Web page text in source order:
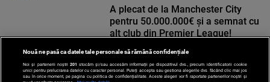
A plecat de la Manchester City
pentru 50.000.000€ și a semnat cu
alt club din Premier League!
Nouă ne pasă ca datele tale personale să rămână confidențiale
Noi și partenerii noștri 201 stocăm și/sau accesăm informații pe dispozitivul dvs., precum identificatorii cookie
unici pentru prelucrarea datelor cu caracter personal. Puteți accepta sau gestiona alegerile dvs. făcând clic mai jos
sau în orice moment, pe pagina cu politica de confidențialitate. Aceste alegeri vor fi raportate partenerilor noștri și